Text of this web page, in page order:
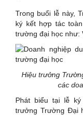
Trong buổi lễ này,
ký kết hợp tác
trường đại học như:
Hiệu trưởng
các
Phát biểu tại lễ
trưởng Trường Đại